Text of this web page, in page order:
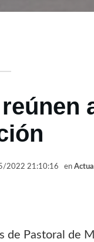
2022 21:10:16 en
Pastoral de